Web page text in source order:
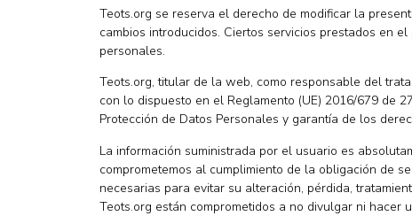
Teots.org se reserva el derecho de modificar la
cambios introducidos. Ciertos servicios prestados en
personales.
Teots.org, titular de la web, como responsable del
con lo dispuesto en el Reglamento (UE) 2016/679 de
Protección de Datos Personales y garantía de los
La información suministrada por el usuario es
comprometemos al cumplimiento de la obligación de
necesarias para evitar su alteración, pérdida,
Teots.org están comprometidos a no divulgar ni